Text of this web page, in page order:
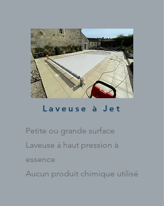
Laveuse à Jet
Petite ou grande surface
Laveuse à haut pression à
essence
Aucun produit chimique utilisé